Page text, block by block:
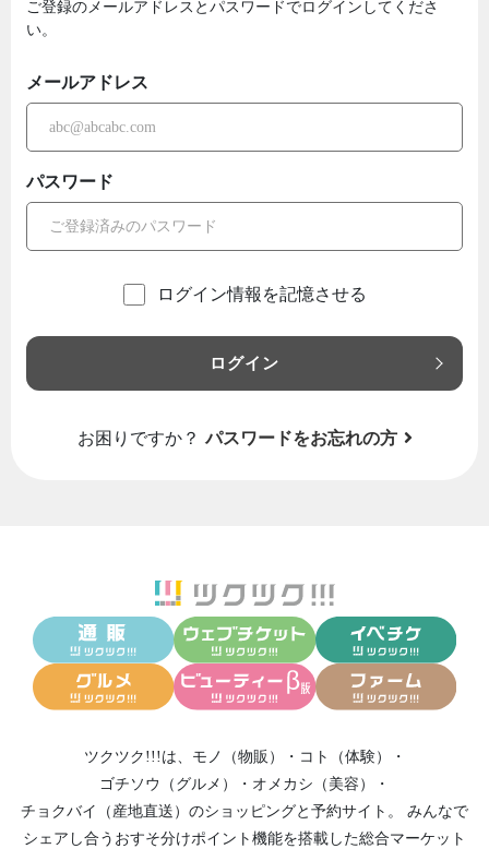
ご登録のメールアドレスとパスワードでログインしてくださ
い。
メールアドレス
パスワード
ログイン情報を記憶させる
ログイン
お困りですか？ パスワードをお忘れの方
ツクツク!!!は、 モノ（物販） ・ コト（体験）
・
ゴチソウ（グルメ）
・ オメカシ（美容）
・
チョクバイ（産地直送） のショッピングと予約サイト。
みんなで
シェアし合う おすそ分けポイント機能を搭載した総合マーケット